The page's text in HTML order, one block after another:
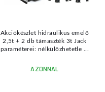
Akciókészlet hidraulikus emelő
2,5t + 2 db támaszték 3t Jack
paraméterei: nélkülözhetetle ...
AZONNAL